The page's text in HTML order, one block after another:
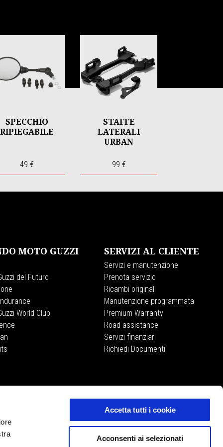
Accetta tutti i cookie
Acconsenti ai selezionati
SPECCHIO
RIPIEGABILE
49 €
STAFFE
LATERALI
URBAN
99 €
MOTO GUZZI
del Futuro
World Club
SERVIZI AL CLIENTE
Servizi e manutenzione
Prenota servizio
Ricambi originali
Manutenzione programmata
Premium Warranty
Road assistance
Servizi finanziari
Richiedi Documenti
MOTO GUZZI STORE